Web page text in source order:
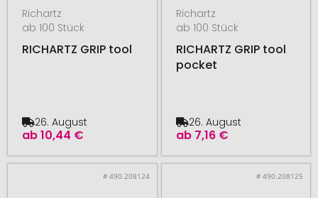
Richartz
ab 100 Stück
RICHARTZ GRIP tool
ab10,44 €
26. August
Richartz
ab 100 Stück
RICHARTZ GRIP tool
pocket
ab 7,16 €
26. August
# 490.208124 # 490.208125